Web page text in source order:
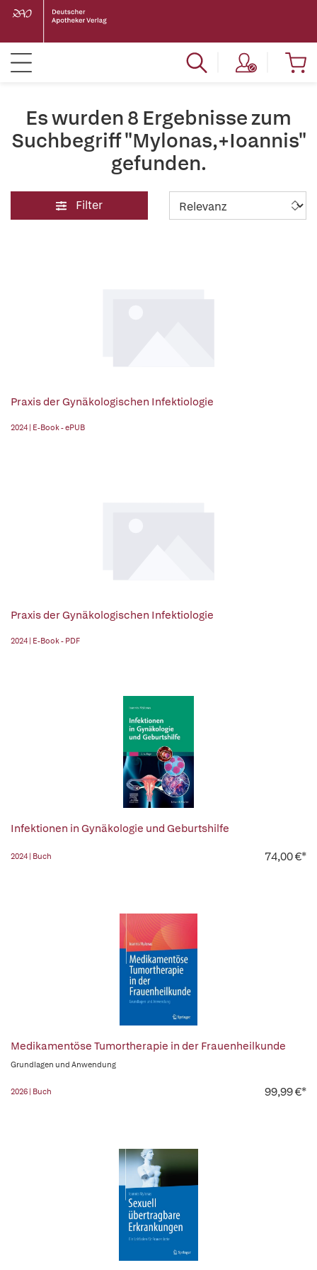
Es wurden 8 Ergebnisse zum
Suchbegriff "Mylonas,+Ioannis"
gefunden.
Filter
Praxis der Gynäkologischen Infektiologie
2024 | E-Book - ePUB
Praxis der Gynäkologischen Infektiologie
2024 | E-Book - PDF
Infektionen in Gynäkologie und Geburtshilfe
2024 | Buch 74,00 €*
Medikamentöse Tumortherapie in der Frauenheilkunde
Grundlagen und Anwendung
2026 | Buch 99,99 €*